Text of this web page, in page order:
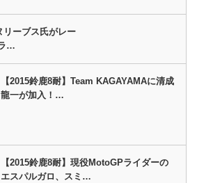
リーブス氏がレー
…
【2015鈴鹿8耐】Team KAGAYAMAに清成
龍一が加入！…
【2015鈴鹿8耐】現役MotoGPライダーの
エスパルガロ、スミ…